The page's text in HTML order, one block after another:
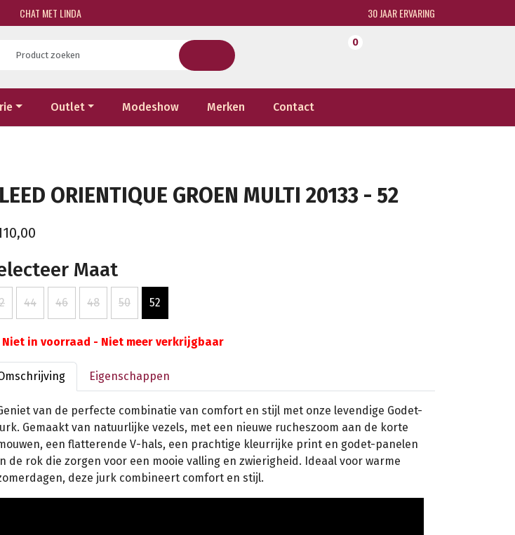
CHAT MET LINDA 30 JAAR ERVARING
0
Outlet Modeshow Merken Contact
ORIENTIQUE GROEN MULTI 20133 - 52
Maat
44 46 48 50 52
Niet in voorraad - Niet meer verkrijgbaar
Eigenschappen
van de perfecte combinatie van comfort en stijl met onze levendige Godet-
Gemaakt van natuurlijke vezels, met een nieuwe rucheszoom aan de korte
een flatterende V-hals, een prachtige kleurrijke print en godet-panelen
de rok die zorgen voor een mooie valling en zwierigheid. Ideaal voor warme
deze jurk combineert comfort en stijl.